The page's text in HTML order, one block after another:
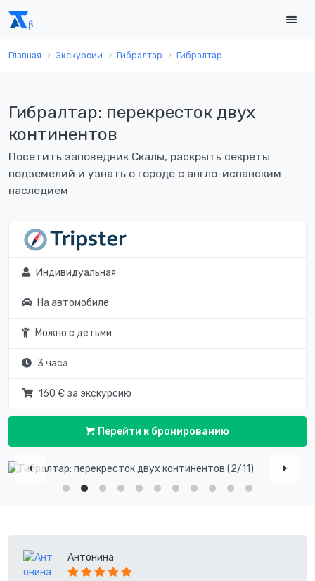
Главная Экскурсии Гибралтар Гибралтар
Гибралтар: перекресток двух
континентов
Посетить заповедник Скалы, раскрыть секреты
подземелий и узнать о городе с англо-испанским
наследием
Индивидуальная
На автомобиле
Можно с детьми
3 часа
160 € за экскурсию
Перейти к бронированию
Антонина